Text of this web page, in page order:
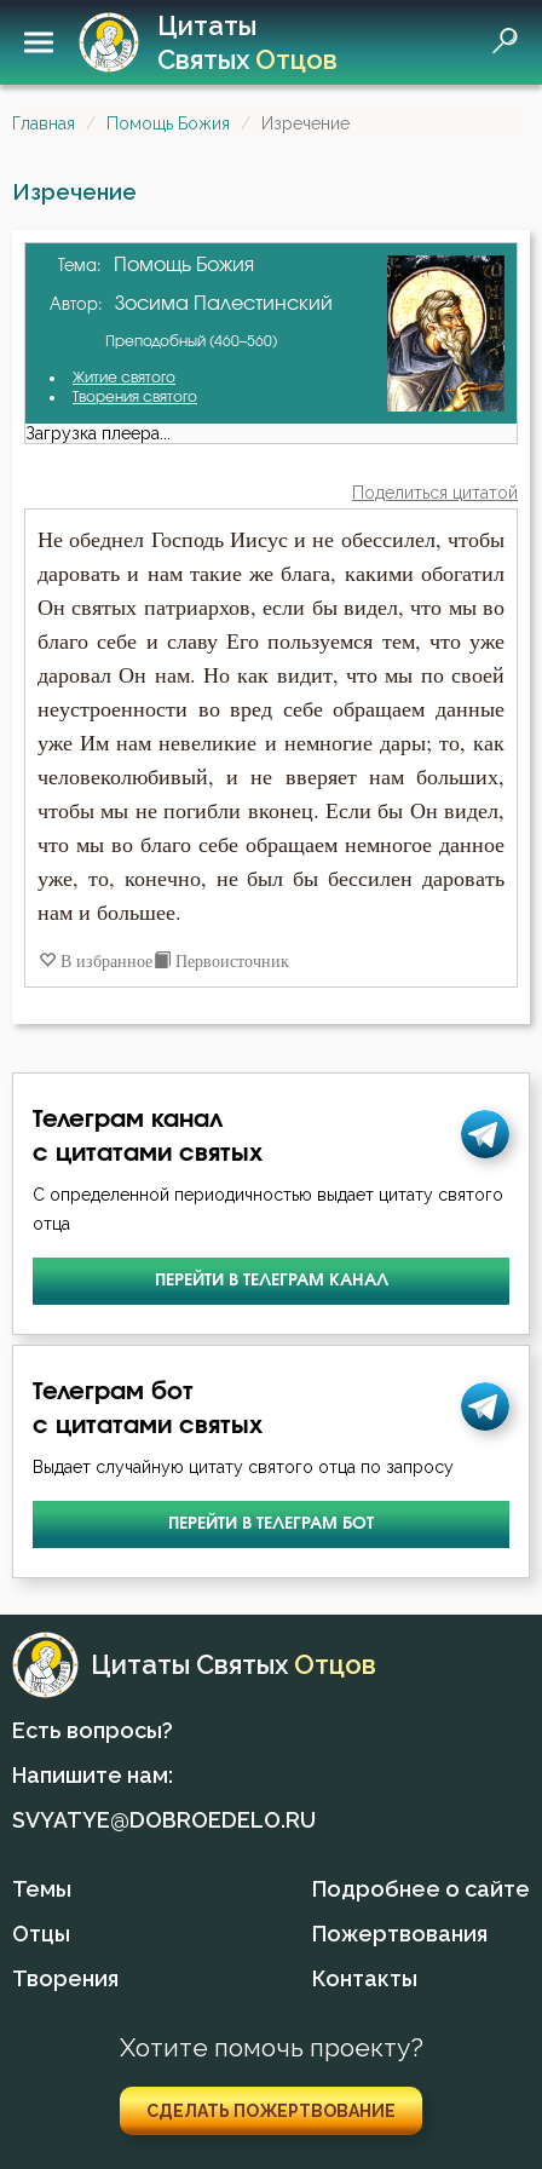
Цитаты
СвятыхОтцов
Главная Помощь Божия Изречение
Изречение
Тема: Помощь Божия
Автор: Зосима Палестинский
Преподобный (460–560)
Житие святого
Творения святого
Загрузка плеера...
Поделиться цитатой
Не обеднел Господь Иисус и не обессилел, чтобы
даровать и нам такие же блага, какими обогатил
Он святых патриархов, если бы видел, что мы во
благо себе и славу Его пользуемся тем, что уже
даровал Он нам. Но как видит, что мы по своей
неустроенности во вред себе обращаем данные
уже Им нам невеликие и немногие дары; то, как
человеколюбивый, и не вверяет нам больших,
чтобы мы не погибли вконец. Если бы Он видел,
что мы во благо себе обращаем немногое данное
уже, то, конечно, не был бы бессилен даровать
нам и большее.
В избранное Первоисточник
Телеграм канал
с цитатами святых
С определенной периодичностью выдает цитату святого
отца
ПЕРЕЙТИ В ТЕЛЕГРАМ КАНАЛ
Телеграм бот
с цитатами святых
Выдает случайную цитату святого отца по запросу
ПЕРЕЙТИ В ТЕЛЕГРАМ БОТ
Цитаты Святых Отцов
Есть вопросы?
Напишите нам:
SVYATYE@DOBROEDELO.RU
Темы
Отцы
Творения
Подробнее о сайте
Пожертвования
Контакты
Хотите помочь проекту?
СДЕЛАТЬ ПОЖЕРТВОВАНИЕ